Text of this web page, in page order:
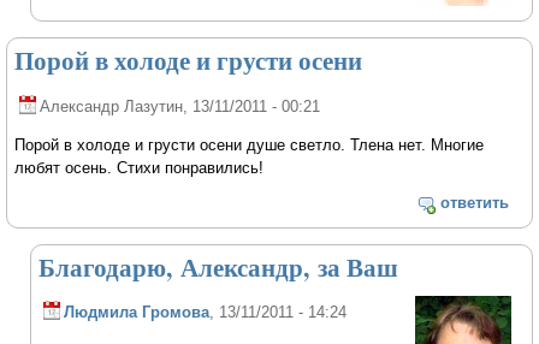
Порой в холоде и грусти осени
Александр Лазутин , 13/11/2011 - 00:21
Порой в холоде и грусти осени душе светло. Тлена нет. Многие
любят осень. Стихи понравились!
ответить
Благодарю, Александр, за Ваш
Людмила Громова, 13/11/2011 - 14:24